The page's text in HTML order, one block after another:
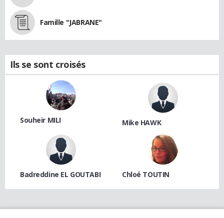
Famille "JABRANE"
Ils se sont croisés
Souheir MILI Mike HAWK
Badreddine EL GOUTABI Chloé TOUTIN